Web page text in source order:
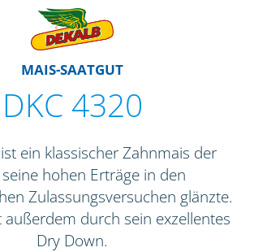
MAIS-SAATGUT
DKC 4320
ein klassischer Zahnmais der
hohen Erträge in den
Zulassungsversuchen glänzte.
außerdem durch sein exzellentes
Dry Down.